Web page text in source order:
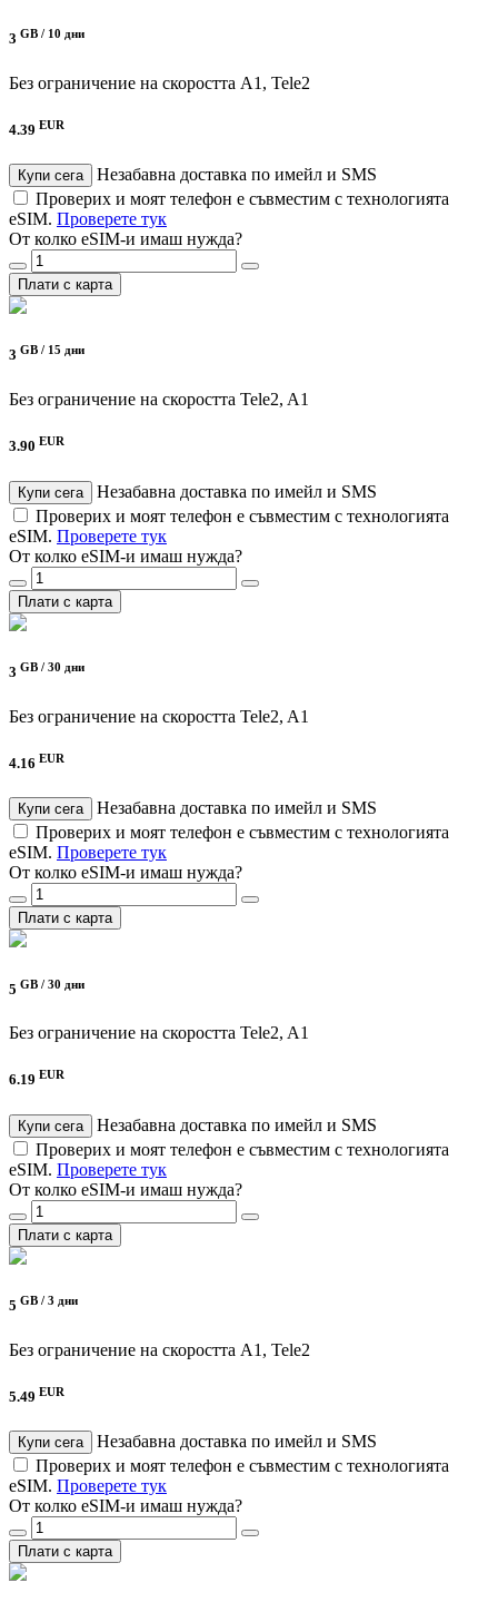
3 GB / 10 дни
Без ограничение на скоростта A1, Tele2
4.39 EUR
Купи сега
Незабавна доставка по имейл и SMS
Проверих и моят телефон е съвместим с технологията
eSIM. Проверете тук
От колко eSIM-и имаш нужда?
Плати с карта
3 GB / 15 дни
Без ограничение на скоростта Tele2, A1
3.90 EUR
Купи сега
Незабавна доставка по имейл и SMS
Проверих и моят телефон е съвместим с технологията
eSIM. Проверете тук
От колко eSIM-и имаш нужда?
Плати с карта
3 GB / 30 дни
Без ограничение на скоростта Tele2, A1
4.16 EUR
Купи сега
Незабавна доставка по имейл и SMS
Проверих и моят телефон е съвместим с технологията
eSIM. Проверете тук
От колко eSIM-и имаш нужда?
Плати с карта
5 GB / 30 дни
Без ограничение на скоростта Tele2, A1
6.19 EUR
Купи сега
Незабавна доставка по имейл и SMS
Проверих и моят телефон е съвместим с технологията
eSIM. Проверете тук
От колко eSIM-и имаш нужда?
Плати с карта
5 GB / 3 дни
Без ограничение на скоростта A1, Tele2
5.49 EUR
Купи сега
Незабавна доставка по имейл и SMS
Проверих и моят телефон е съвместим с технологията
eSIM. Проверете тук
От колко eSIM-и имаш нужда?
Плати с карта